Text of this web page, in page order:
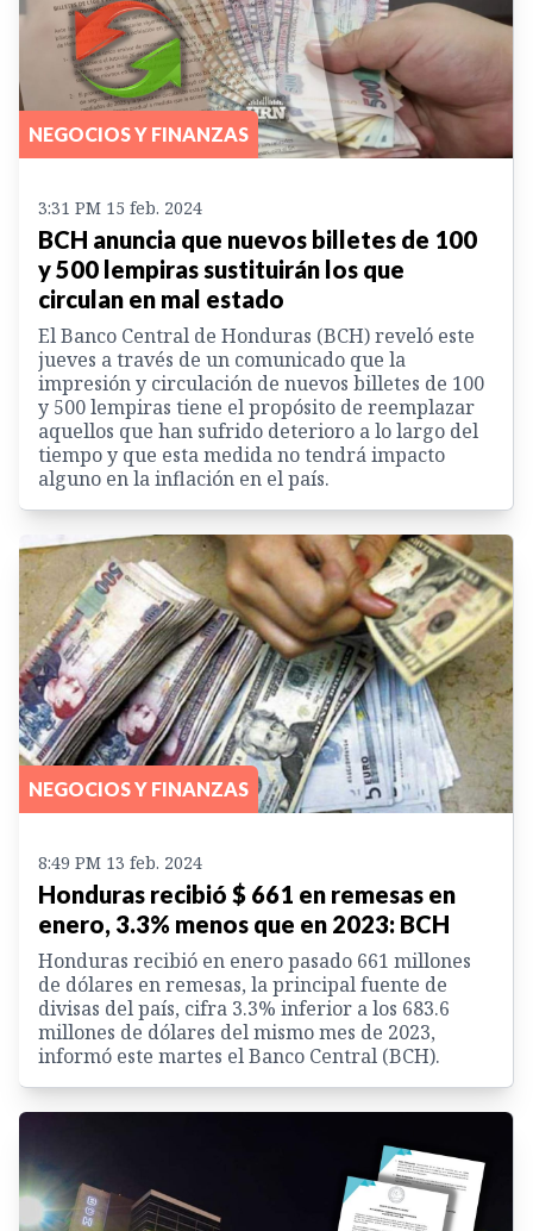
NEGOCIOS Y FINANZAS
3:31 PM 15 feb. 2024
BCH anuncia que nuevos billetes de 100
y 500 lempiras sustituirán los que
circulan en mal estado
El Banco Central de Honduras (BCH) reveló este
jueves a través de un comunicado que la
impresión y circulación de nuevos billetes de 100
y 500 lempiras tiene el propósito de reemplazar
aquellos que han sufrido deterioro a lo largo del
tiempo y que esta medida no tendrá impacto
alguno en la inflación en el país.
NEGOCIOS Y FINANZAS
8:49 PM 13 feb. 2024
Honduras recibió $ 661 en remesas en
enero, 3.3% menos que en 2023: BCH
Honduras recibió en enero pasado 661 millones
de dólares en remesas, la principal fuente de
divisas del país, cifra 3.3% inferior a los 683.6
millones de dólares del mismo mes de 2023,
informó este martes el Banco Central (BCH).